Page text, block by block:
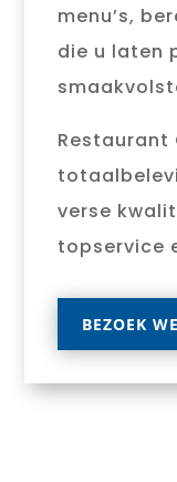
menu’s,
die u laten
Restaurant
verse
topservice
BEZOEK